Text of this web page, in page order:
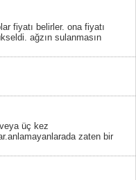
fiyatı belirler. ona fiyatı
ağzın sulanmasın
üç kez
zaten bir